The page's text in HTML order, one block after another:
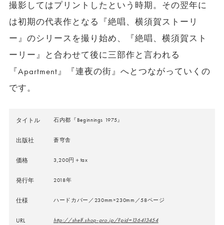
撮影してはプリントしたという時期。その翌年に
は初期の代表作となる『絶唱、横須賀ストーリ
ー』のシリースを撮り始め、『絶唱、横須賀スト
ーリー』と合わせて後に三部作と言われる
『Apartment』『連夜の街』へとつながっていくの
です。
タイトル 石内都『Beginnings 1975』
出版社 蒼穹舎
価格 3,200円＋tax
発行年 2018年
仕様 ハードカバー／230mm×230mm／58ページ
URL http://shelf.shop-pro.jp/?pid=136413454